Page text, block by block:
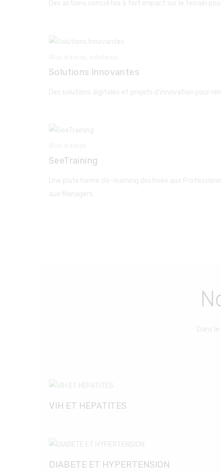
Des actions concrètes à fort impact sur le terrain
Solutions Innovantes
Des solutions digitales et projets d’innovation pour
SeeTraining
Une plateforme d’e-learning destinée aux
aux Managers.
VIH ET HEPATITES
DIABETE ET HYPERTENSION